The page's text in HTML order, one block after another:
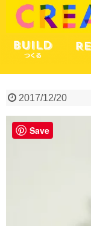
2017/12/20
Save